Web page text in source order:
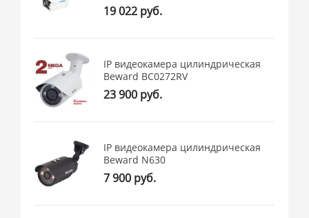
19 022 руб.
IP видеокамера цилиндрическая
Beward BC0272RV
23 900 руб.
IP видеокамера цилиндрическая
Beward N630
7 900 руб.